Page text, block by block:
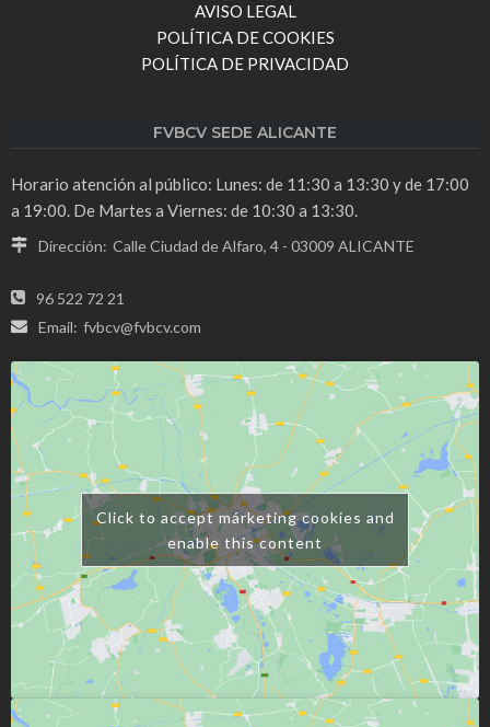
AVISO LEGAL
POLÍTICA DE COOKIES
POLÍTICA DE PRIVACIDAD
FVBCV SEDE ALICANTE
Horario atención al público: Lunes: de 11:30 a 13:30 y de 17:00
a 19:00. De Martes a Viernes: de 10:30 a 13:30.
Dirección: Calle Ciudad de Alfaro, 4 - 03009 ALICANTE
96 522 72 21
Email: fvbcv@fvbcv.com
Click to accept márketing cookies and
enable this content